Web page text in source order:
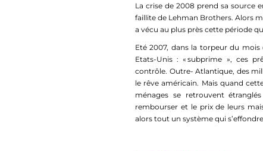
La crise de 2008 prend sa source
faillite de Lehman Brothers. Alors
a vécu au plus près cette période
Eté 2007, dans la torpeur du
Etats-Unis : « subprime », ces
contrôle. Outre- Atlantique, des
le rêve américain. Mais quand
ménages se retrouvent
rembourser et le prix de leurs
alors tout un système qui